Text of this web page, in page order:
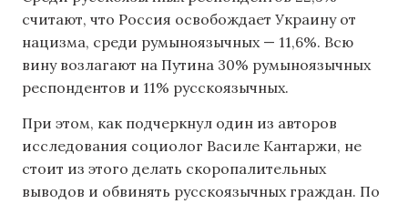
считают, что Россия освобождает Украину от
нацизма, среди румыноязычных — 11,6%. Всю
вину возлагают на Путина 30% румыноязычных
респондентов и 11% русскоязычных.
При этом, как подчеркнул один из авторов
исследования социолог Василе Кантаржи, не
стоит из этого делать скоропалительных
выводов и обвинять русскоязычных граждан. По